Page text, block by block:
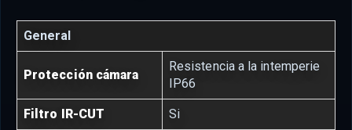
General
Protección cámara
Resistencia a la intemperie
IP66
Filtro IR-CUT Si